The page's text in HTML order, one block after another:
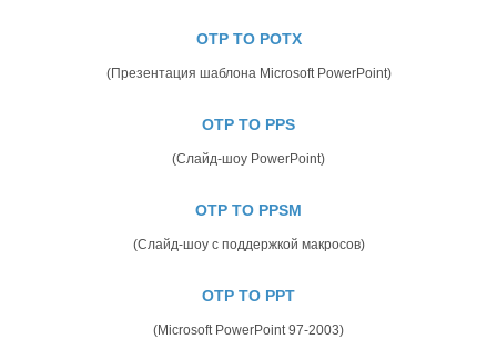
OTP TO POTX
(Презентация шаблона Microsoft PowerPoint)
OTP TO PPS
(Слайд-шоу PowerPoint)
OTP TO PPSM
(Слайд-шоу с поддержкой макросов)
OTP TO PPT
(Microsoft PowerPoint 97-2003)